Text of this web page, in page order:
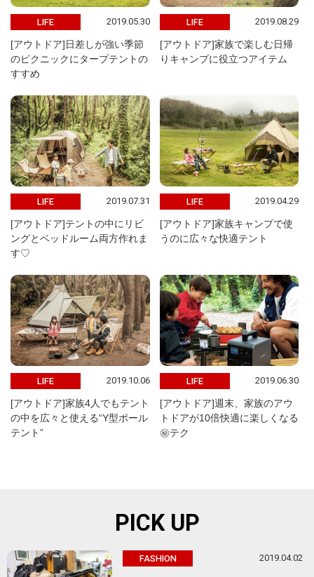
LIFE 2019.05.30
[アウトドア]日差しが強い季節
のピクニックにタープテントの
すすめ
LIFE 2019.08.29
[アウトドア]家族で楽しむ日帰
りキャンプに役立つアイテム
LIFE 2019.07.31
[アウトドア]テントの中にリビ
ングとベッドルーム両方作れま
す♡
LIFE 2019.04.29
[アウトドア]家族キャンプで使
うのに広々な快適テント
LIFE 2019.10.06
[アウトドア]家族4人でもテント
の中を広々と使える“Y型ポール
テント”
LIFE 2019.06.30
[アウトドア]週末、家族のアウ
トドアが10倍快適に楽しくなる
㊙テク
PICK UP
FASHION 2019.04.02